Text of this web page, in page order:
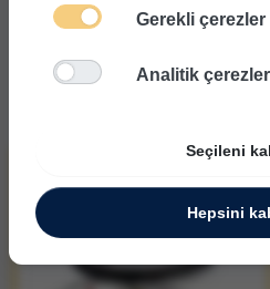
Renault Captur 1
Gerekli çerezler
Analitik çerezler
Seçileni
Hepsini